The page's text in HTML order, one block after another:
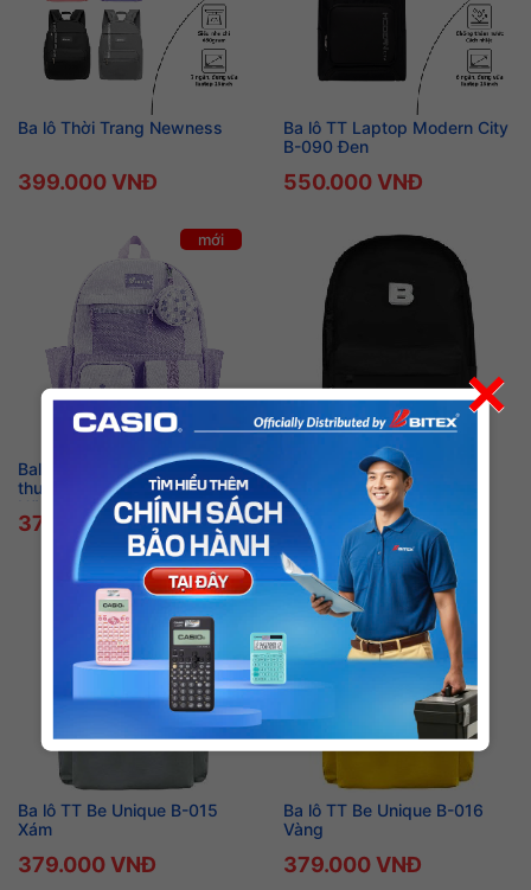
Ba lô Thời Trang Newness
399.000 VNĐ
Ba lô TT Laptop Modern City
B-090 Đen
550.000 VNĐ
mới
Balo thời trang Mix & Match
thương hiệu Bitex dành cho
Nữ
379.000 VNĐ
Ba lô TT Be Unique B-014
Đen
379.000 VNĐ
Ba lô TT Be Unique B-015
Xám
379.000 VNĐ
Ba lô TT Be Unique B-016
Vàng
379.000 VNĐ
×